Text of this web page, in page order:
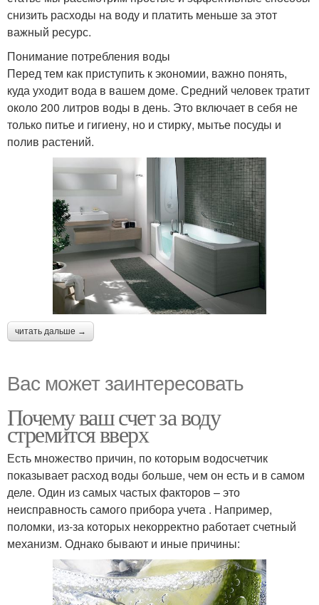
снизить расходы на воду и платить меньше за этот
важный ресурс.
Понимание потребления воды
Перед тем как приступить к экономии, важно понять,
куда уходит вода в вашем доме. Средний человек тратит
около 200 литров воды в день. Это включает в себя не
только питье и гигиену, но и стирку, мытье посуды и
полив растений.
читать дальше →
Вас может заинтересовать
Почему ваш счет за воду
стремится вверх
Есть множество причин, по которым водосчетчик
показывает расход воды больше, чем он есть и в самом
деле. Один из самых частых факторов – это
неисправность самого прибора учета . Например,
поломки, из-за которых некорректно работает счетный
механизм. Однако бывают и иные причины: